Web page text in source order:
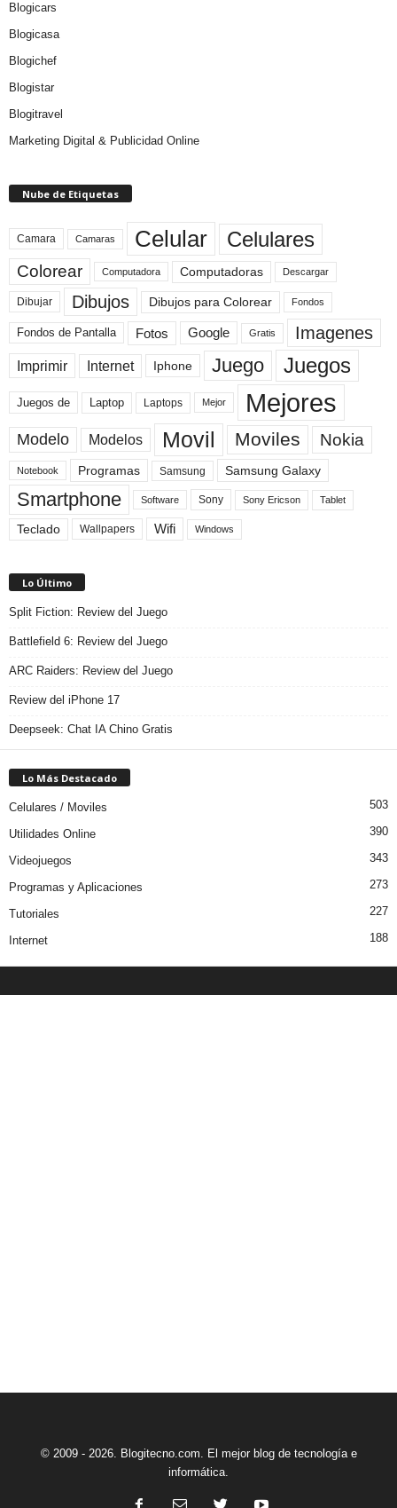
Blogicars
Blogicasa
Blogichef
Blogistar
Blogitravel
Marketing Digital & Publicidad Online
Nube de Etiquetas
Camara Camaras Celular Celulares
Colorear Computadora Computadoras Descargar
Dibujar Dibujos Dibujos para Colorear Fondos
Fondos de Pantalla Fotos Google Gratis Imagenes
Imprimir Internet Iphone Juego Juegos
Juegos de Laptop Laptops Mejor Mejores
Modelo Modelos Movil Moviles Nokia
Notebook Programas Samsung Samsung Galaxy
Smartphone Software Sony Sony Ericson Tablet
Teclado Wallpapers Wifi Windows
Lo Último
Split Fiction: Review del Juego
Battlefield 6: Review del Juego
ARC Raiders: Review del Juego
Review del iPhone 17
Deepseek: Chat IA Chino Gratis
Lo Más Destacado
Celulares / Moviles 503
Utilidades Online 390
Videojuegos 343
Programas y Aplicaciones 273
Tutoriales 227
Internet 188
© 2009 - 2026. Blogitecno.com. El mejor blog de tecnología e
informática.